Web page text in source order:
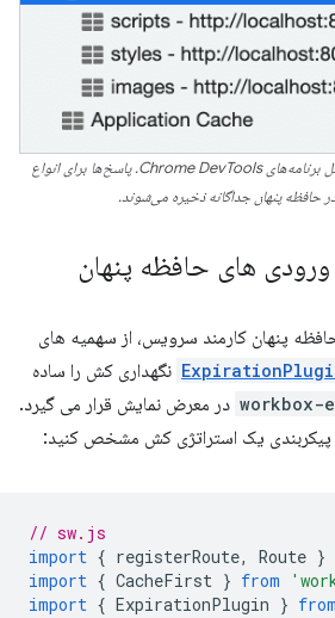
نمایش‌دهنده حافظه پنهان در پانل برنامه‌های Chrome DevTools. پاسخ‌ها برای انواع
حافظه پنهان جداگانه ذخیره می‌شوند.
ورودی های حافظه پنهان
پنهان کارمند سرویس، از سهمیه های
نگهداری کش را ساده
در معرض نمایش قرار می گیرد.
در پیکربندی یک استراتژی کش مشخص کنید:
// sw.js
import { registerRoute, Route }
import { CacheFirst } from
import { ExpirationPlugin } from